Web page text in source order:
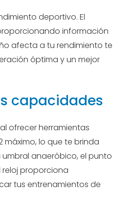
deportivo. El
información
afecta a tu rendimiento te
óptima y un mejor
capacidades
ofrecer herramientas
máximo, lo que te brinda
anaeróbico, el punto
reloj proporciona
tus entrenamientos de